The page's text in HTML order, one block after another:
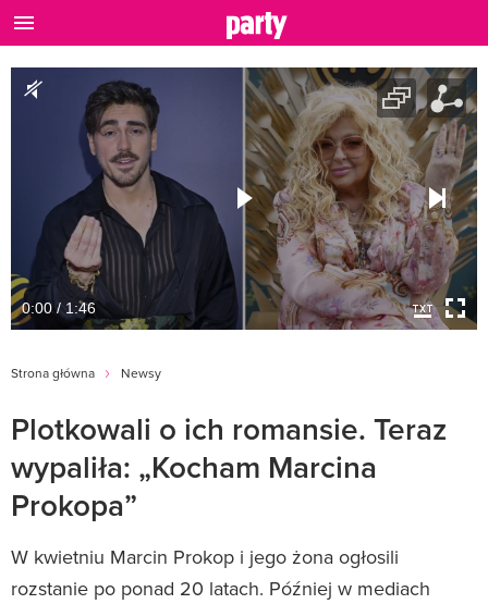
0:00 / 1:46
Strona główna Newsy
Plotkowali o ich romansie. Teraz
wypaliła: „Kocham Marcina
Prokopa”
W kwietniu Marcin Prokop i jego żona ogłosili
rozstanie po ponad 20 latach. Później w mediach